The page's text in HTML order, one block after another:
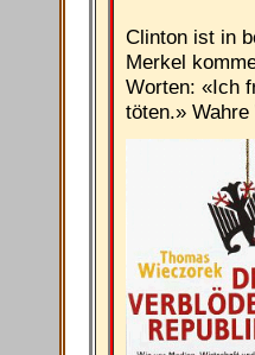
Clinton ist in
Merkel
Worten: «Ich
töten.»